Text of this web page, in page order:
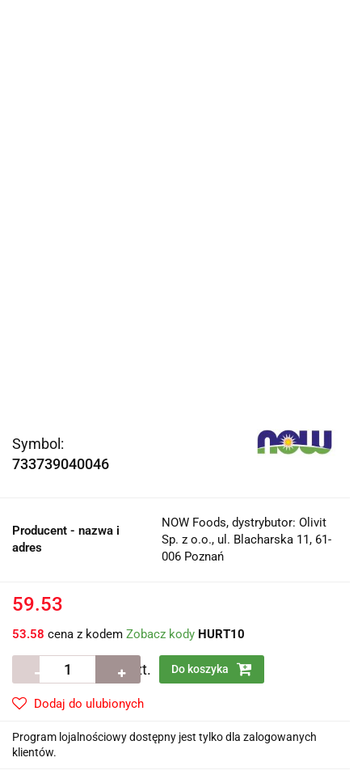
Symbol:
733739040046
Producent - nazwa i
adres
NOW Foods, dystrybutor: Olivit
Sp. z o.o., ul. Blacharska 11, 61-
006 Poznań
59.53
53.58 cena z kodem Zobacz kody HURT10
szt. Do koszyka
Dodaj do ulubionych
Program lojalnościowy dostępny jest tylko dla zalogowanych
klientów.